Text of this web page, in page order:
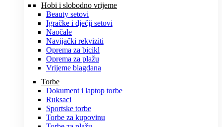
Hobi i slobodno vrijeme
Beauty setovi
Igračke i dječji setovi
Naočale
Navijački rekviziti
Oprema za bicikl
Oprema za plažu
Vrijeme blagdana
Torbe
Dokument i laptop torbe
Ruksaci
Sportske torbe
Torbe za kupovinu